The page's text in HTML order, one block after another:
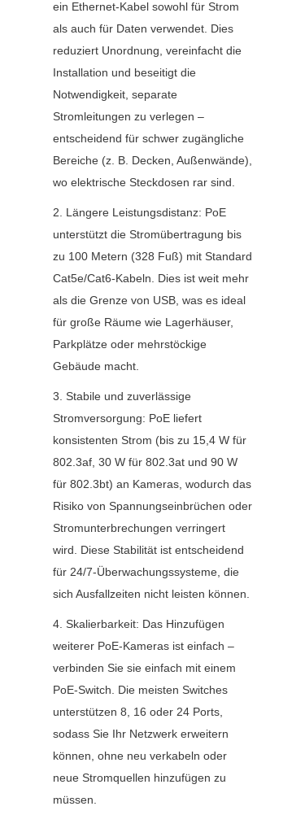
ein Ethernet-Kabel sowohl für Strom
als auch für Daten verwendet. Dies
reduziert Unordnung, vereinfacht die
Installation und beseitigt die
Notwendigkeit, separate
Stromleitungen zu verlegen –
entscheidend für schwer zugängliche
Bereiche (z. B. Decken, Außenwände),
wo elektrische Steckdosen rar sind.
2. Längere Leistungsdistanz: PoE
unterstützt die Stromübertragung bis
zu 100 Metern (328 Fuß) mit Standard
Cat5e/Cat6-Kabeln. Dies ist weit mehr
als die Grenze von USB, was es ideal
für große Räume wie Lagerhäuser,
Parkplätze oder mehrstöckige
Gebäude macht.
3. Stabile und zuverlässige
Stromversorgung: PoE liefert
konsistenten Strom (bis zu 15,4 W für
802.3af, 30 W für 802.3at und 90 W
für 802.3bt) an Kameras, wodurch das
Risiko von Spannungseinbrüchen oder
Stromunterbrechungen verringert
wird. Diese Stabilität ist entscheidend
für 24/7-Überwachungssysteme, die
sich Ausfallzeiten nicht leisten können.
4. Skalierbarkeit: Das Hinzufügen
weiterer PoE-Kameras ist einfach –
verbinden Sie sie einfach mit einem
PoE-Switch. Die meisten Switches
unterstützen 8, 16 oder 24 Ports,
sodass Sie Ihr Netzwerk erweitern
können, ohne neu verkabeln oder
neue Stromquellen hinzufügen zu
müssen.